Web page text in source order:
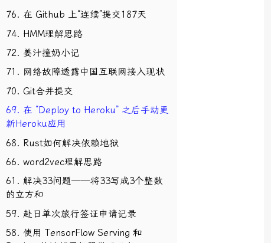
76. 在 Github 上“连续”提交187天
74. HMM理解思路
72. 姜汁撞奶小记
71. 网络故障透露中国互联网接入现状
70. Git合并提交
69. 在 “Deploy to Heroku” 之后手动更
新Heroku应用
68. Rust如何解决依赖地狱
66. word2vec理解思路
61. 解决33问题──将33写成3个整数
的立方和
59. 赴日单次旅行签证申请记录
58. 使用 TensorFlow Serving 和